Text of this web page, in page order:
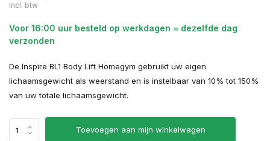
Incl. btw
Voor 16:00 uur besteld op werkdagen = dezelfde dag
verzonden
De Inspire BL1 Body Lift Homegym gebruikt uw eigen
lichaamsgewicht als weerstand en is instelbaar van 10% tot 150%
van uw totale lichaamsgewicht.
Toevoegen aan mijn winkelwagen